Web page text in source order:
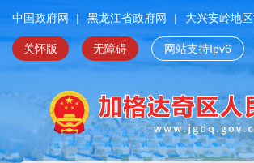
中国政府网 | 黑龙江省政府网 | 大兴安岭地
关怀版 无障碍 网站支持Ipv6